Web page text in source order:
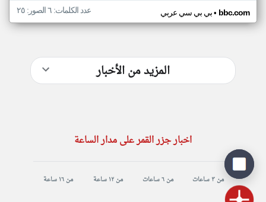
بي بي سي عربي• bbc.com عدد الكلمات: ٦ الصور: ٢٥
المزيد من الأخبار
اخبار جزر القمر على مدار الساعة
من ٣ ساعات من ٦ ساعات من ١٢ ساعة من ١٦ ساعة